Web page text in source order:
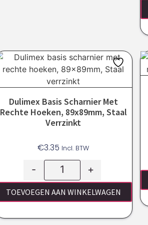
Dulimex Basis Scharnier Met
Rechte Hoeken, 89x89mm, Staal
Verrzinkt
€3.35 Incl. BTW
- +
TOEVOEGEN AAN WINKELWAGEN